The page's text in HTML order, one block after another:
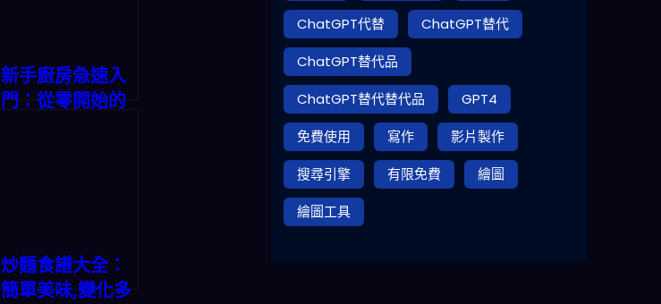
新手廚房急速入
門：從零開始的
炒麵食譜大全：
簡單美味,變化多
ChatGPT代替
ChatGPT替代
ChatGPT替代品
ChatGPT替代替代品
GPT4
免費使用
寫作
影片製作
搜尋引擎
有限免費
繪圖
繪圖工具